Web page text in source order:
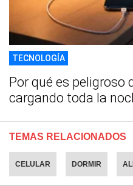
TECNOLOGÍA
Por qué es peligroso
cargando toda la
TEMAS RELACIONADOS
CELULAR DORMIR